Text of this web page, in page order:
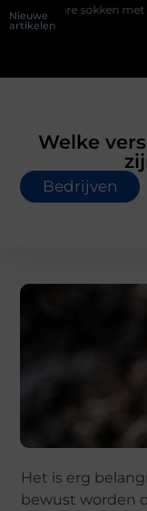
Nieuwe
artikelen
met maximaal comfort
Welke
Bedrijven
Het is erg
bewust worden